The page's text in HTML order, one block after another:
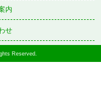
内
せ
Reserved.